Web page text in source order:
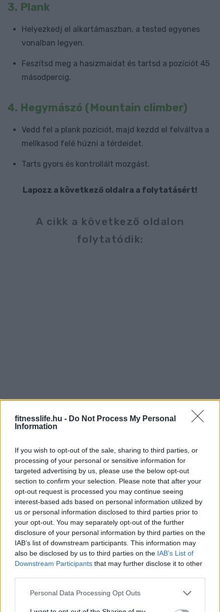
fitnesslife.hu - Do Not Process My Personal
Information
If you wish to opt-out of the sale, sharing to third parties, or
processing of your personal or sensitive information for
targeted advertising by us, please use the below opt-out
section to confirm your selection. Please note that after your
opt-out request is processed you may continue seeing
interest-based ads based on personal information utilized by
us or personal information disclosed to third parties prior to
your opt-out. You may separately opt-out of the further
disclosure of your personal information by third parties on the
IAB’s list of downstream participants. This information may
also be disclosed by us to third parties on the IAB’s List of
Downstream Participants that may further disclose it to other
Please note that this website/app uses one or more Google
Personal Data Processing Opt Outs
3. Plank
Helyezkedj el alkartámaszban, a tested egyenes
vonalban legyen.
Feszítsd meg a hasizmaidat és tartsd a pozíciót 45
másodpercig.
4. Hegymászó (Mountain climber)
Vedd fel a plank pozíciót, majd kezdd el felváltva a
mellkasod felé húzni a térdeidet.
Tarts gyors és kontrollált mozgást.
Lapozz a következő oldalra a folytatásért!
A cikk a következő oldalon
folytatódik:
1 2 Következő oldal
Oldal: 1/ 2